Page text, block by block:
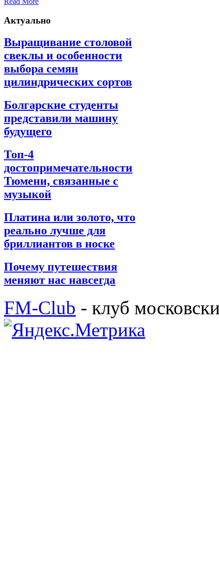
Актуально
Выращивание столовой
свеклы и особенности
выбора семян
цилиндрических сортов
Болгарские студенты
представили машину
будущего
Топ-4
достопримечательности
Тюмени, связанные с
музыкой
Платина или золото, что
реально лучше для
бриллиантов в носке
Почему путешествия
меняют нас навсегда
FM-Club - клуб